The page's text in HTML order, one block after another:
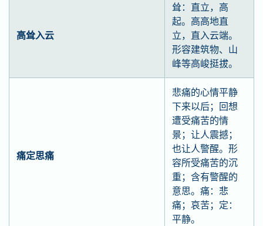
高耸入云
耸：直立，高
起。高高地直
立，直入云端。
形容建筑物、山
峰等高峻挺拔。
痛定思痛
悲痛的心情平静
下来以后；回想
遭受痛苦的情
景；让人震撼；
也让人警醒。形
容所受痛苦的沉
重；含有警醒的
意思。痛：悲
痛；哀苦；定：
平静。